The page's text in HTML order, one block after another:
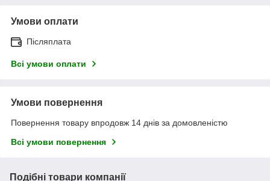
Умови оплати
Післяплата
Всі умови оплати
Умови повернення
Повернення товару впродовж 14 днів за домовленістю
Всі умови повернення
Подібні товари компанії